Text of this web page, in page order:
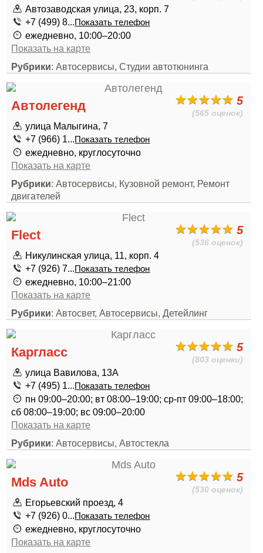
Автозаводская улица, 23, корп. 7
+7 (499) 8...Показать телефон
ежедневно, 10:00–20:00
Показать на карте
Рубрики: Автосервисы, Студии автотюнинга
5
(565 оценок)
Автолегенд
улица Малыгина, 7
+7 (966) 1...Показать телефон
ежедневно, круглосуточно
Показать на карте
Рубрики: Автосервисы, Кузовной ремонт, Ремонт
двигателей
5
(536 оценок)
Flect
Никулинская улица, 11, корп. 4
+7 (926) 7...Показать телефон
ежедневно, 10:00–21:00
Показать на карте
Рубрики: Автосвет, Автосервисы, Детейлинг
5
(803 оценки)
Каргласс
улица Вавилова, 13А
+7 (495) 1...Показать телефон
пн 09:00–20:00; вт 08:00–19:00; ср-пт 09:00–18:00;
сб 08:00–19:00; вс 09:00–20:00
Показать на карте
Рубрики: Автосервисы, Автостекла
5
(530 оценок)
Mds Auto
Егорьевский проезд, 4
+7 (926) 0...Показать телефон
ежедневно, круглосуточно
Показать на карте